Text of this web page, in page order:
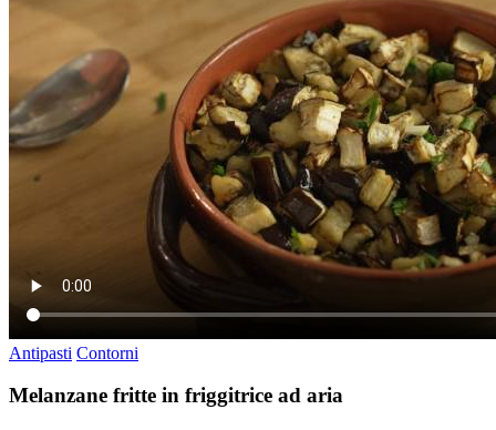
Antipasti Contorni
Melanzane fritte in friggitrice ad aria